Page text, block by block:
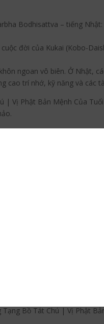
Bodhisattva – tiếng
đời của Kukai (Kobo-
ngoan vô biên. Ở Nhật,
cao trí nhớ, kỹ năng và các
| Vị Phật Bản Mệnh Của
Svaha
dụng rộng rãi bởi các tín
akyasha kyarabaya on
Mô Hư Không Tạng Bồ Tát
triệu lần theo các nghi
yêu và sự tôn trọng của tất
người đó phải thường
thần chú này giống như
Bồ Tát Chú | Vị Phật